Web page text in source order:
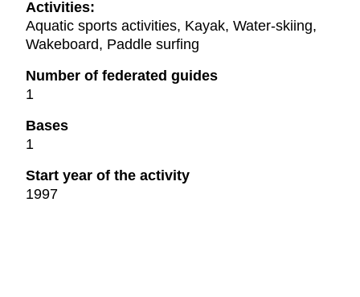
Activities:
Aquatic sports activities, Kayak, Water-skiing,
Wakeboard, Paddle surfing
Number of federated guides
1
Bases
1
Start year of the activity
1997